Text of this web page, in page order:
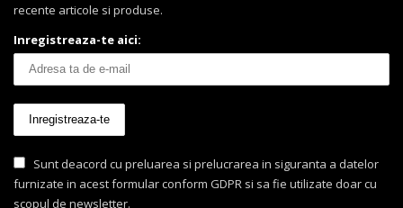
recente articole si produse.
Inregistreaza-te aici:
Sunt deacord cu preluarea si prelucrarea in siguranta a datelor
furnizate in acest formular conform GDPR si sa fie utilizate doar cu
scopul de newsletter.